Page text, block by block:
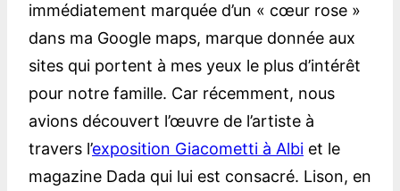
immédiatement marquée d’un « cœur rose »
dans ma Google maps, marque donnée aux
sites qui portent à mes yeux le plus d’intérêt
pour notre famille. Car récemment, nous
avions découvert l’œuvre de l’artiste à
travers l’exposition Giacometti à Albi et le
magazine Dada qui lui est consacré. Lison, en